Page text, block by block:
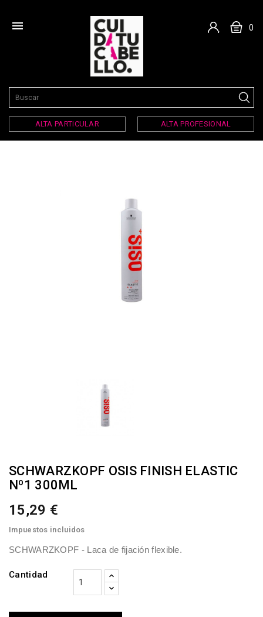
 0
ALTA PARTICULAR ALTA PROFESIONAL
SCHWARZKOPF OSIS FINISH ELASTIC
Nº1 300ML
15,29 €
Impuestos incluidos
SCHWARZKOPF - Laca de fijación flexible.
Cantidad